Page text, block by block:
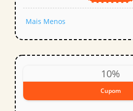
Mais Menos
10%
Cupom